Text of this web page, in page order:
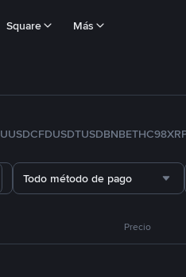
Square Más
UUSDCFDUSDTUSDBNBETHC98
Todo método de pago
Precio